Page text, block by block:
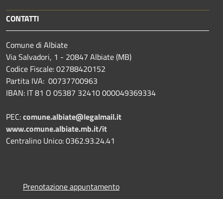
CONTATTI
Comune di Albiate
Via Salvadori, 1 - 20847 Albiate (MB)
Codice Fiscale: 02788420152
Partita IVA: 00737700963
IBAN: IT 81 O 05387 32410 000049369334
PEC:comune.albiate@legalmail.it
www.comune.albiate.mb.it/it
Centralino Unico: 0362.93.24.41
Prenotazione appuntamento